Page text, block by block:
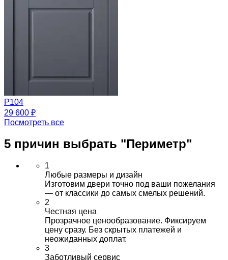
Р104
29 600 ₽
Посмотреть все
5 причин выбрать "Периметр"
1
Любые размеры и дизайн
Изготовим двери точно под ваши пожелания
— от классики до самых смелых решений.
2
Честная цена
Прозрачное ценообразование. Фиксируем
цену сразу. Без скрытых платежей и
неожиданных доплат.
3
Заботливый сервис